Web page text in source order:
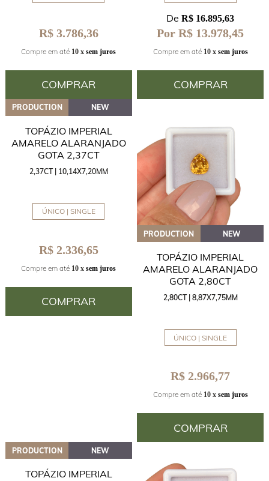
R$ 3.786,36
Compre em até 10 x sem juros
COMPRAR
DeR$ 16.895,63
Por R$ 13.978,45
Compre em até 10 x sem juros
COMPRAR
PRODUCTION NEW
TOPÁZIO IMPERIAL
AMARELO ALARANJADO
GOTA 2,37CT
2,37CT | 10,14X7,20MM
ÚNICO | SINGLE
R$ 2.336,65
Compre em até 10 x sem juros
COMPRAR
PRODUCTION NEW
TOPÁZIO IMPERIAL
AMARELO ALARANJADO
GOTA 2,80CT
2,80CT | 8,87X7,75MM
ÚNICO | SINGLE
R$ 2.966,77
Compre em até 10 x sem juros
COMPRAR
PRODUCTION NEW
TOPÁZIO IMPERIAL